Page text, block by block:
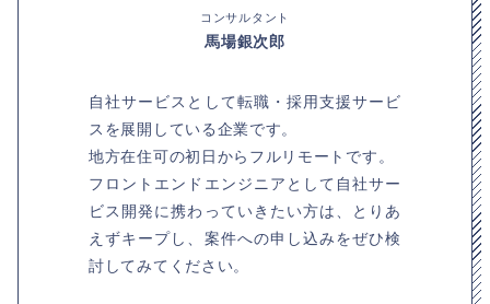
コンサルタント
馬場銀次郎
自社サービスとして転職・採用支援サービ
スを展開している企業です。
地方在住可の初日からフルリモートです。
フロントエンドエンジニアとして自社サー
ビス開発に携わっていきたい方は、とりあ
えずキープし、案件への申し込みをぜひ検
討してみてください。